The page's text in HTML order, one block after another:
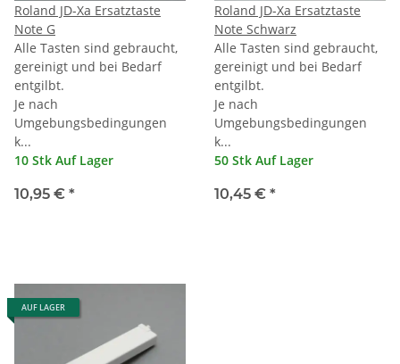
Roland JD-Xa Ersatztaste
Note G
Alle Tasten sind gebraucht,
gereinigt und bei Bedarf
entgilbt.
Je nach
Umgebungsbedingungen
k...
10 Stk Auf Lager
10,95 € *
Roland JD-Xa Ersatztaste
Note Schwarz
Alle Tasten sind gebraucht,
gereinigt und bei Bedarf
entgilbt.
Je nach
Umgebungsbedingungen
k...
50 Stk Auf Lager
10,45 € *
AUF LAGER